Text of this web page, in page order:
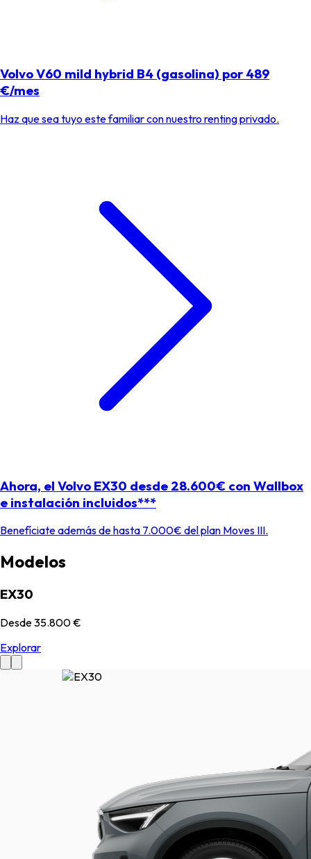
Volvo V60 mild hybrid B4 (gasolina) por 489
€/mes
Haz que sea tuyo este familiar con nuestro renting privado.
Ahora, el Volvo EX30 desde 28.600€ con Wallbox
e instalación incluidos***
Benefíciate además de hasta 7.000€ del plan Moves III.
Modelos
EX30
Desde35.800 €
Explorar